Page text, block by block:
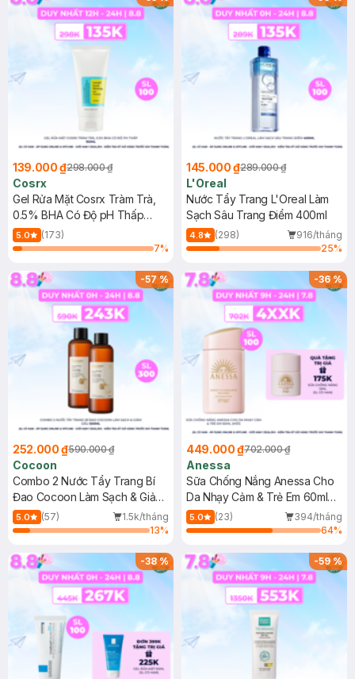
139.000 ₫298.000 ₫
Cosrx
Gel Rửa Mặt Cosrx Tràm Trà,
0.5% BHA Có Độ pH Thấp
150ml
5.0
(173)
7%
145.000 ₫289.000 ₫
L'Oreal
Nước Tẩy Trang L'Oreal Làm
Sạch Sâu Trang Điểm 400ml
4.8 (298)
916/tháng
25%
-57%
252.000 ₫590.000 ₫
Cocoon
Combo 2 Nước Tẩy Trang Bí
Đao Cocoon Làm Sạch & Giảm
Dầu 500ml
5.0 (57)
1.5k/tháng
13%
-36%
449.000 ₫702.000 ₫
Anessa
Sữa Chống Nắng Anessa Cho
Da Nhạy Cảm & Trẻ Em 60ml
(Mới)
5.0 (23)
394/tháng
64%
-38% -59%